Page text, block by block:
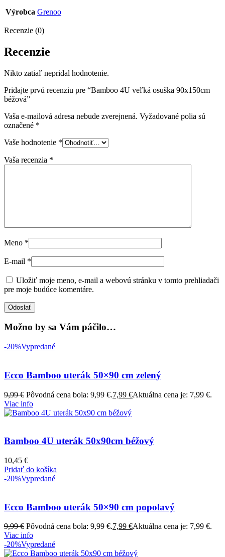
Výrobca Grenoo
Recenzie (0)
Recenzie
Nikto zatiaľ nepridal hodnotenie.
Pridajte prvú recenziu pre “Bamboo 4U veľká osuška 90x150cm
béžová”
Vaša e-mailová adresa nebude zverejnená. Vyžadované polia sú
označené *
Vaše hodnotenie *
Vaša recenzia *
Meno *
E-mail *
Uložiť moje meno, e-mail a webovú stránku v tomto prehliadači
pre moje budúce komentáre.
Možno by sa Vám páčilo…
-20%Vypredané
Ecco Bamboo uterák 50×90 cm zelený
9,99€ Pôvodná cena bola: 9,99 €.7,99 €Aktuálna cena je: 7,99 €.
Viac info
Bamboo 4U uterák 50x90cm béžový
10,45 €
Pridať do košíka
-20%Vypredané
Ecco Bamboo uterák 50×90 cm popolavý
9,99€ Pôvodná cena bola: 9,99 €.7,99 €Aktuálna cena je: 7,99 €.
Viac info
-20%Vypredané